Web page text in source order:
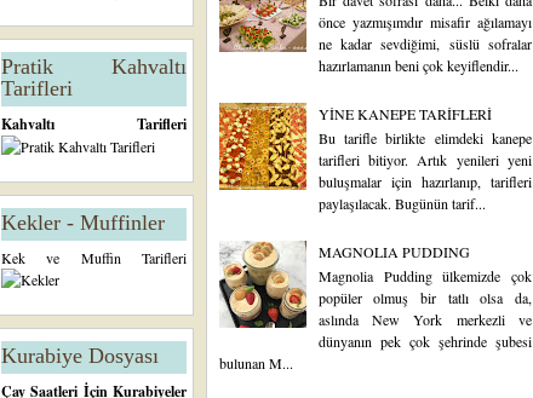
Pratik Kahvaltı
Tarifleri
Kahvaltı Tarifleri
Kekler - Muffinler
Kek ve Muffin Tarifleri
Kurabiye Dosyası
Çay Saatleri İçin Kurabiyeler
önce yazmışımdır misafir ağılamayı
ne kadar sevdiğimi, süslü sofralar
hazırlamanın beni çok keyiflendir...
YİNE KANEPE TARİFLERİ
Bu tarifle birlikte elimdeki kanepe
tarifleri bitiyor. Artık yenileri yeni
buluşmalar için hazırlanıp, tarifleri
paylaşılacak. Bugünün tarif...
MAGNOLIA PUDDING
Magnolia Pudding ülkemizde çok
popüler olmuş bir tatlı olsa da,
aslında New York merkezli ve
dünyanın pek çok şehrinde şubesi
bulunan M...